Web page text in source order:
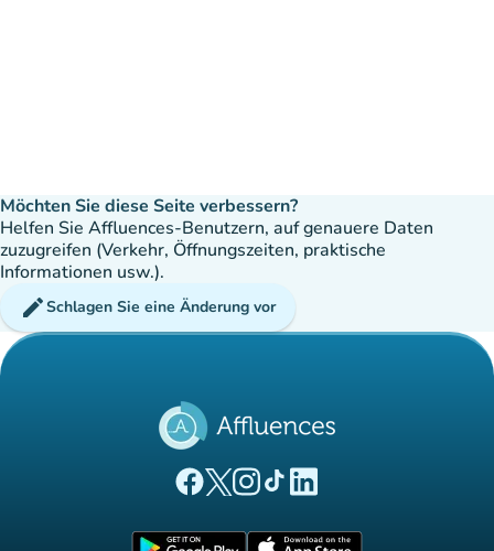
Möchten Sie diese Seite verbessern?
Helfen Sie Affluences-Benutzern, auf genauere Daten
zuzugreifen (Verkehr, Öffnungszeiten, praktische
Informationen usw.).
editSchlagen Sie eine Änderung vor
(new tab)
(new tab)
(new tab)(new tab)
(new tab)